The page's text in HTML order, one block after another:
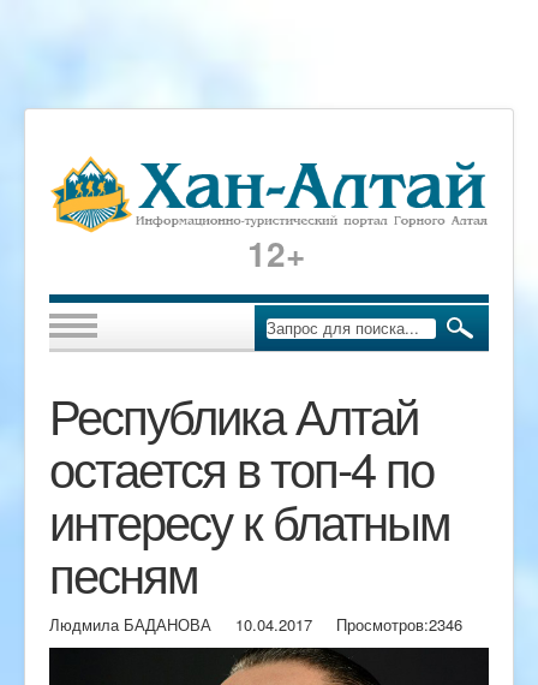
12+
Республика Алтай
остается в топ-4 по
интересу к блатным
песням
Людмила БАДАНОВА 10.04.2017 Просмотров:2346